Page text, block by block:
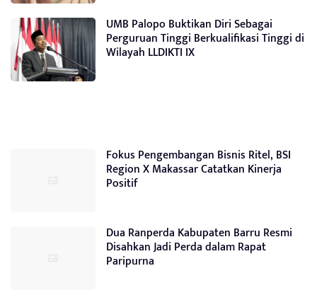
UMB Palopo Buktikan Diri Sebagai
Perguruan Tinggi Berkualifikasi Tinggi di
Wilayah LLDIKTI IX
Fokus Pengembangan Bisnis Ritel, BSI
Region X Makassar Catatkan Kinerja
Positif
Dua Ranperda Kabupaten Barru Resmi
Disahkan Jadi Perda dalam Rapat
Paripurna